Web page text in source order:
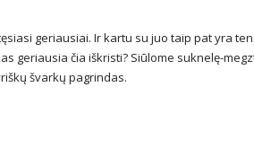
geriausiai. Ir kartu su juo taip pat yra
geriausia čia iškristi? Siūlome suknelę-
švarkų pagrindas.